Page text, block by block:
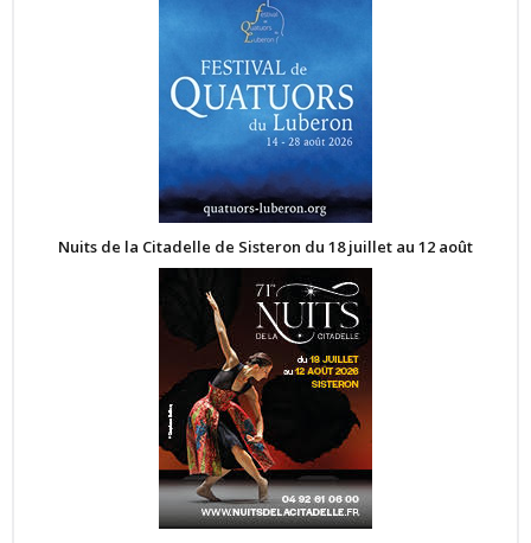
Nuits de la Citadelle de Sisteron du 18 juillet au 12 août